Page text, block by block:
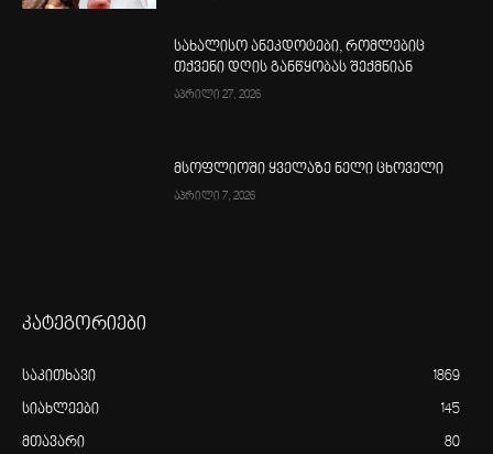
სახალისო ანეკდოტები, რომლებიც
თქვენი დღის განწყობას შექმნიან
აპრილი 27, 2026
მსოფლიოში ყველაზე ნელი ცხოველი
აპრილი 7, 2026
კატეგორიები
საკითხავი 1869
სიახლეები 145
მთავარი 80